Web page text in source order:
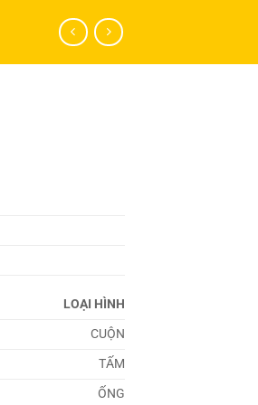
LOẠI HÌNH
CUỘN
TẤM
ỐNG